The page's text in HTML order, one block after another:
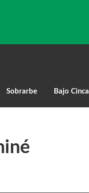
Sobrarbe Bajo Cinca